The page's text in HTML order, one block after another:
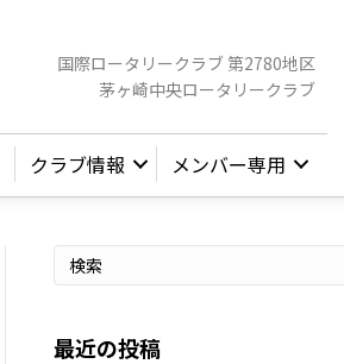
国際ロータリークラブ 第2780地区
茅ヶ崎中央ロータリークラブ
クラブ情報 メンバー専用
最近の投稿